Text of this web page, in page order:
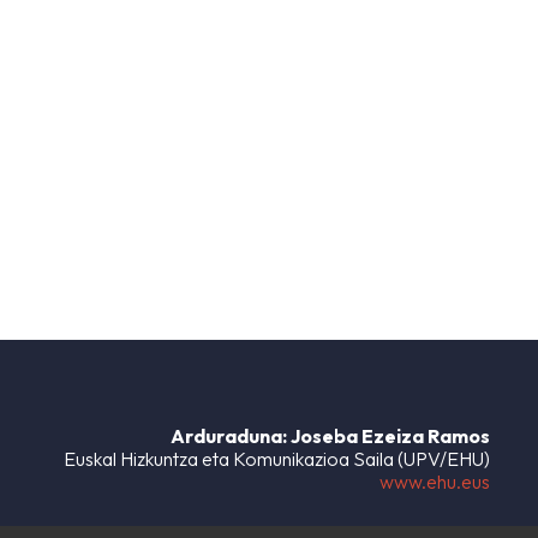
Arduraduna: Joseba Ezeiza Ramos
Euskal Hizkuntza eta Komunikazioa Saila (UPV/EHU)
www.ehu.eus